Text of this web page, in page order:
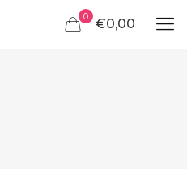
0 €0,00